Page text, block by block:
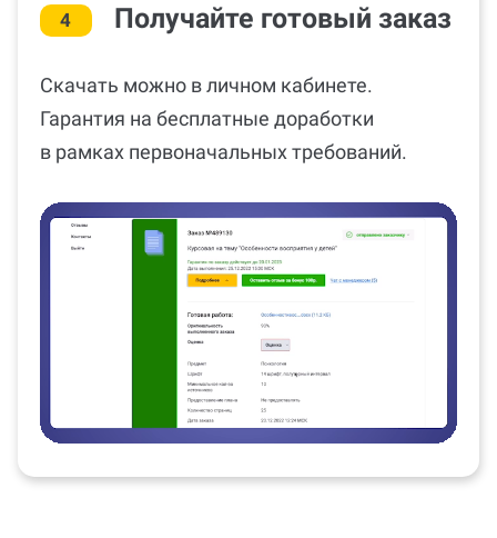
4 Получайте готовый заказ
Скачать можно в личном кабинете.
Гарантия на бесплатные доработки
в рамках первоначальных требований.